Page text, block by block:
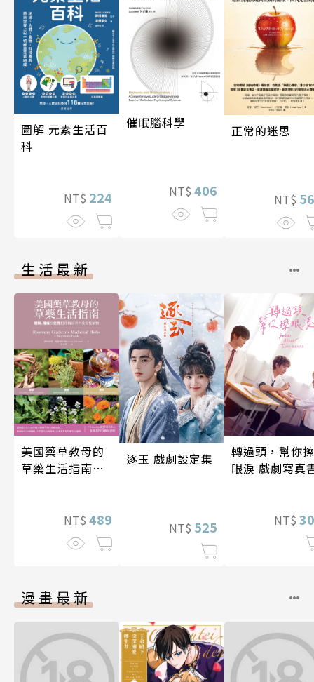
圖解 元素生活百
科
NT$ 224
催眠腦科學
NT$ 406
正常的迷思
NT$
生活最新
美國藥草教母的
草藥生活指南
NT$ 489
逐玉 戲劇設定集
NT$ 525
轉過頭，幫你擦
眼淚 戲劇寫真
NT$
漫畫最新